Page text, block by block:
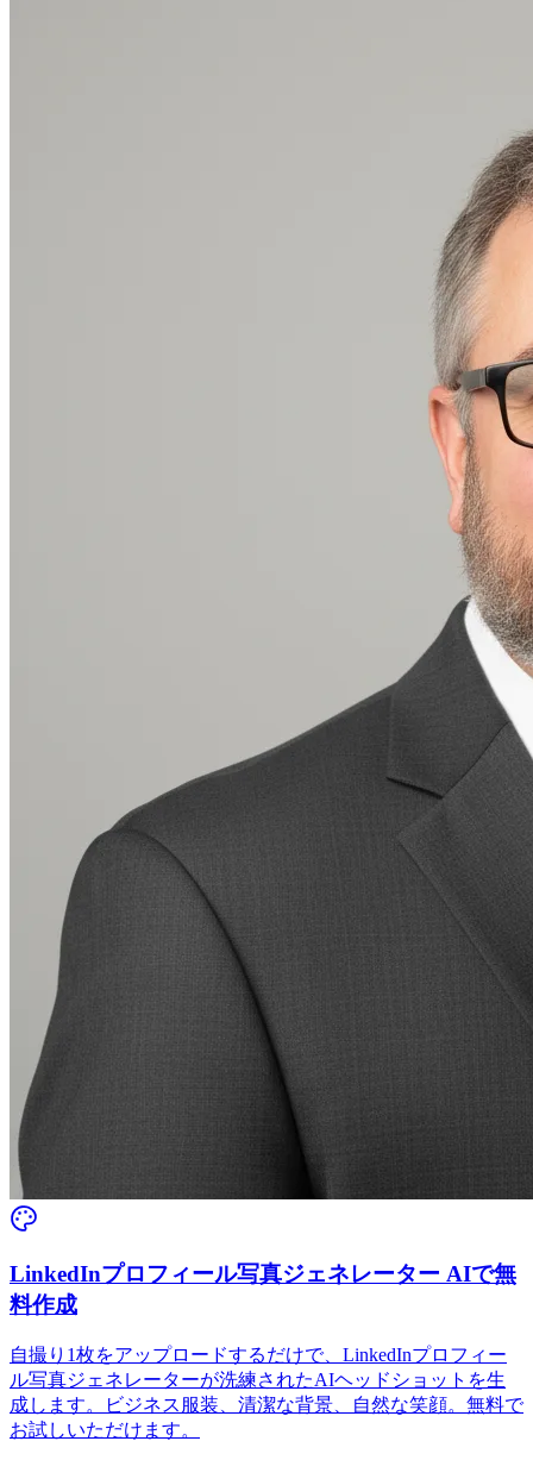
LinkedInプロフィール写真ジェネレーター AIで無
料作成
自撮り1枚をアップロードするだけで、LinkedInプロフィー
ル写真ジェネレーターが洗練されたAIヘッドショットを生
成します。ビジネス服装、清潔な背景、自然な笑顔。無料で
お試しいただけます。